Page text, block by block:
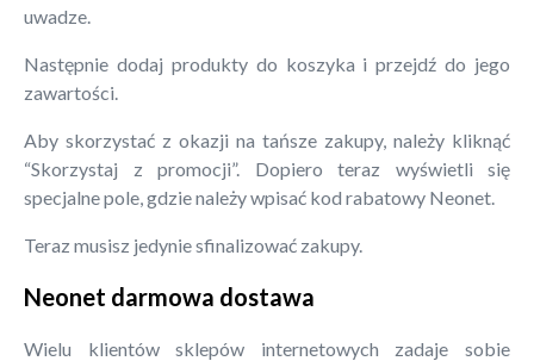
uwadze.
Następnie dodaj produkty do koszyka i przejdź do jego
zawartości.
Aby skorzystać z okazji na tańsze zakupy, należy kliknąć
“Skorzystaj z promocji”. Dopiero teraz wyświetli się
specjalne pole, gdzie należy wpisać kod rabatowy Neonet.
Teraz musisz jedynie sfinalizować zakupy.
Neonet darmowa dostawa
Wielu klientów sklepów internetowych zadaje sobie